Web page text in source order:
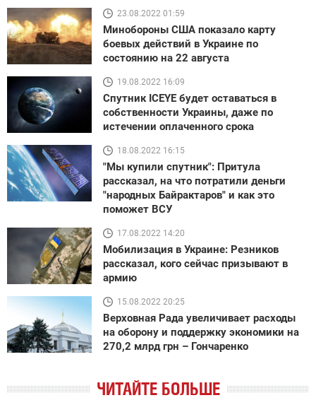
23.08.2022 01:59
Минобороны США показало карту
боевых действий в Украине по
состоянию на 22 августа
19.08.2022 16:09
Спутник ICEYE будет оставаться в
собственности Украины, даже по
истечении оплаченного срока
18.08.2022 16:15
"Мы купили спутник": Притула
рассказал, на что потратили деньги
"народных Байрактаров" и как это
поможет ВСУ
17.08.2022 14:20
Мобилизация в Украине: Резников
рассказал, кого сейчас призывают в
армию
15.08.2022 20:25
Верховная Рада увеличивает расходы
на оборону и поддержку экономики на
270,2 млрд грн – Гончаренко
ЧИТАЙТЕ БОЛЬШЕ